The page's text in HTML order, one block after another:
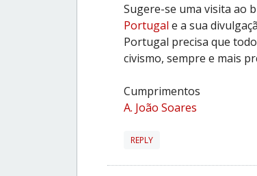
Sugere-se uma visita ao
Portugal e a sua
Portugal precisa que
civismo, sempre e mais
Cumprimentos
A. João Soares
REPLY